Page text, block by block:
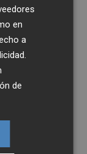
en
a
de